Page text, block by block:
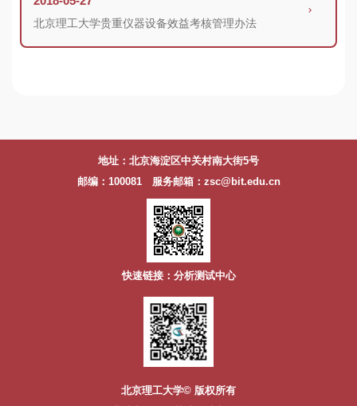
北京理工大学贵重仪器设备效益考核管理办法
地址：北京海淀区中关村南大街5号
邮编：100081 服务邮箱：zsc@bit.edu.cn
快速链接：分析测试中心
北京理工大学© 版权所有